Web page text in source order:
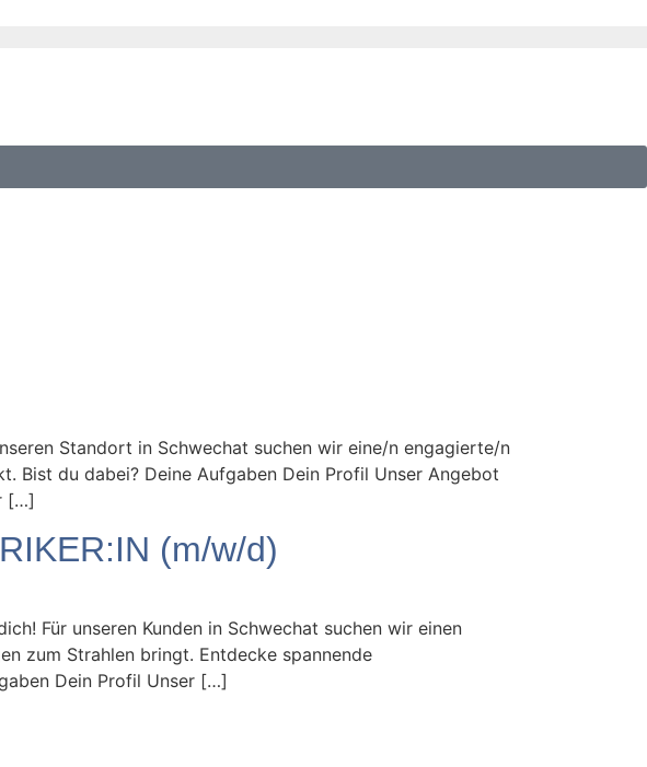
Standort in Schwechat suchen wir eine/n engagierte/n
Bist du dabei? Deine Aufgaben Dein Profil Unser Angebot
[…]
(m/w/d)
Für unseren Kunden in Schwechat suchen wir einen
zum Strahlen bringt. Entdecke spannende
Dein Profil Unser […]